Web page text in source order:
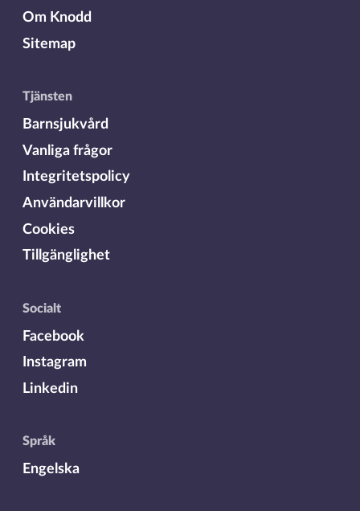
Om Knodd
Sitemap
Tjänsten
Barnsjukvård
Vanliga frågor
Integritetspolicy
Användarvillkor
Cookies
Tillgänglighet
Socialt
Facebook
Instagram
Linkedin
Språk
Engelska